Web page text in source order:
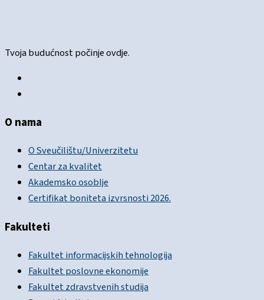
Tvoja budućnost počinje ovdje.
O nama
O Sveučilištu/Univerzitetu
Centar za kvalitet
Akademsko osoblje
Certifikat boniteta izvrsnosti 2026.
Fakulteti
Fakultet informacijskih tehnologija
Fakultet poslovne ekonomije
Fakultet zdravstvenih studija